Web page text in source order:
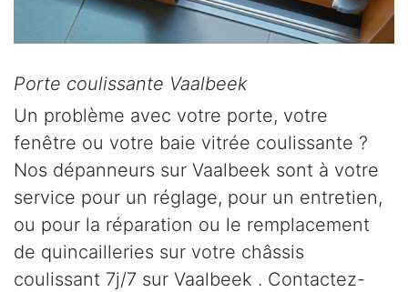
Porte coulissante Vaalbeek
Un problème avec votre porte, votre
fenêtre ou votre baie vitrée coulissante ?
Nos dépanneurs sur Vaalbeek sont à votre
service pour un réglage, pour un entretien,
ou pour la réparation ou le remplacement
de quincailleries sur votre châssis
coulissant 7j/7 sur Vaalbeek . Contactez-